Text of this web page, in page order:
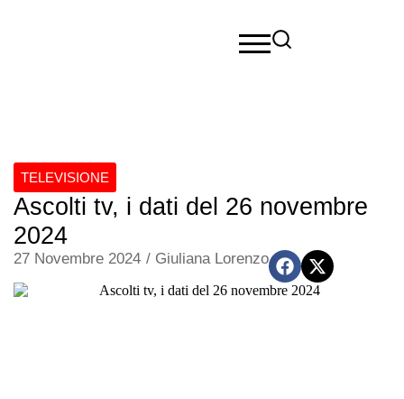
TELEVISIONE
Ascolti tv, i dati del 26 novembre
2024
27 Novembre 2024 / Giuliana Lorenzo